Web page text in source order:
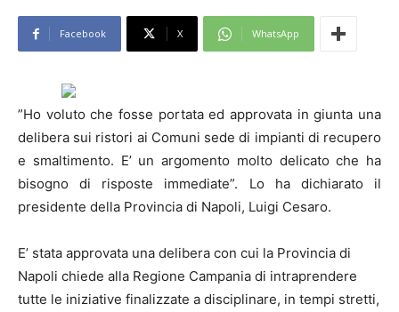
Facebook X WhatsApp
”Ho voluto che fosse portata ed approvata in giunta una
delibera sui ristori ai Comuni sede di impianti di recupero
e smaltimento. E’ un argomento molto delicato che ha
bisogno di risposte immediate”. Lo ha dichiarato il
presidente della Provincia di Napoli, Luigi Cesaro.
E’ stata approvata una delibera con cui la Provincia di
Napoli chiede alla Regione Campania di intraprendere
tutte le iniziative finalizzate a disciplinare, in tempi stretti,